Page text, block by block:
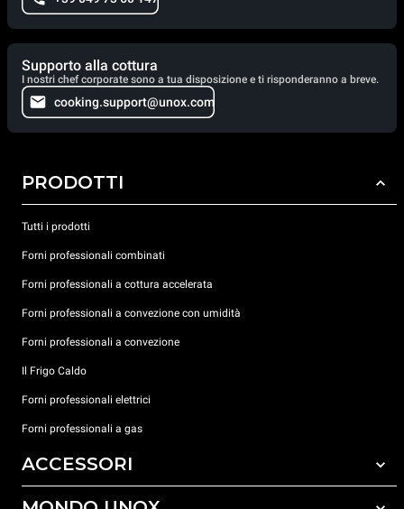
Supporto alla cottura
I nostri chef corporate sono a tua disposizione e ti risponderanno a breve.
cooking.support@unox.com
PRODOTTI
Tutti i prodotti
Forni professionali combinati
Forni professionali a cottura accelerata
Forni professionali a convezione con umidità
Forni professionali a convezione
Il Frigo Caldo
Forni professionali elettrici
Forni professionali a gas
ACCESSORI